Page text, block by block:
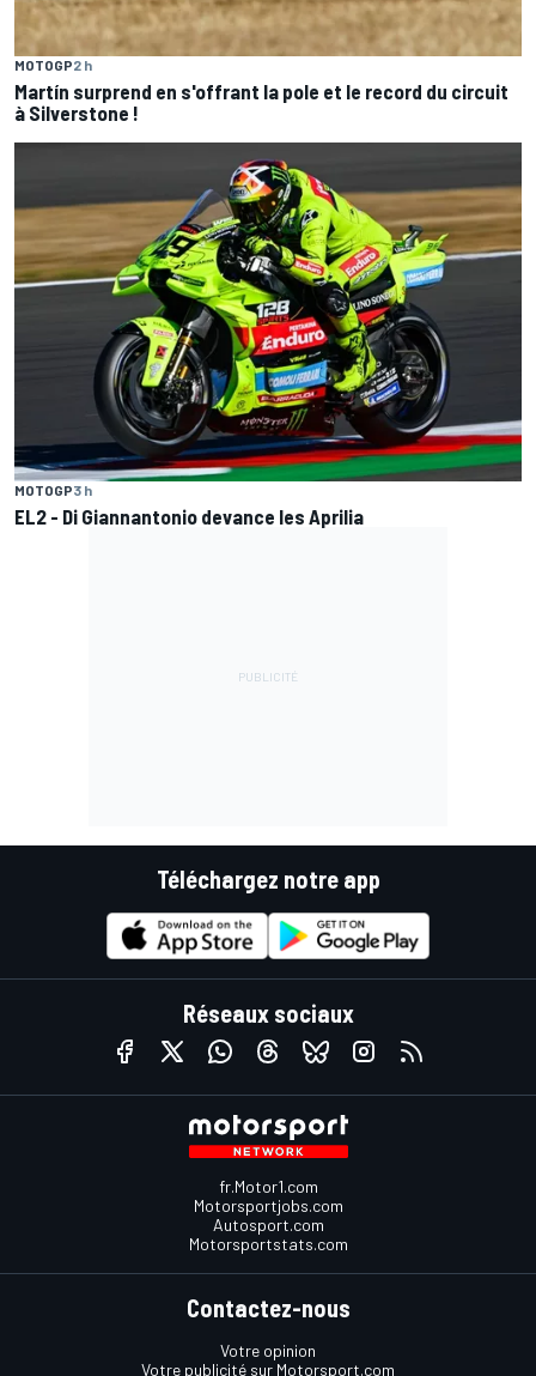
MOTOGP2 h
Martín surprend en s'offrant la pole et le record du circuit
à Silverstone !
MOTOGP3 h
EL2 - Di Giannantonio devance les Aprilia
Téléchargez notre app
Réseaux sociaux
fr.Motor1.com
Motorsportjobs.com
Autosport.com
Motorsportstats.com
Contactez-nous
Votre opinion
Votre publicité sur Motorsport.com